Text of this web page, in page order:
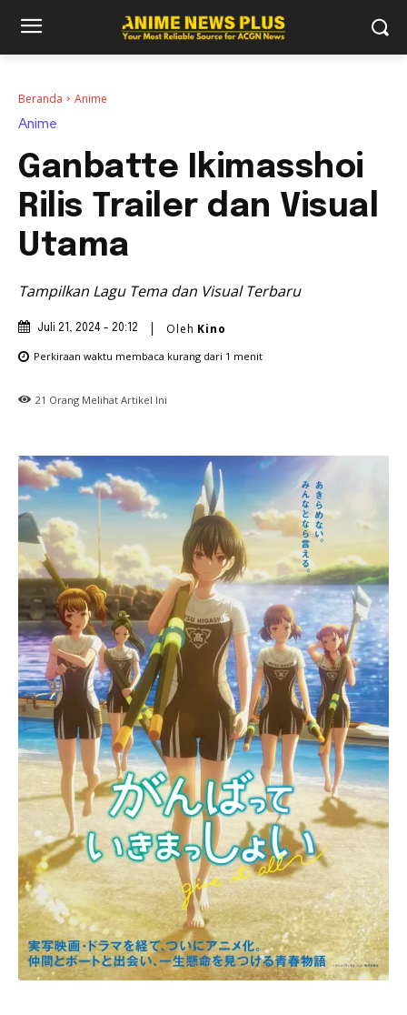
Beranda Anime
Anime
Ganbatte Ikimasshoi
Rilis Trailer dan Visual
Utama
Tampilkan Lagu Tema dan Visual Terbaru
Juli 21, 2024 - 20:12 Oleh Kino
Perkiraan waktu membaca kurang dari 1 menit
21 Orang Melihat Artikel Ini